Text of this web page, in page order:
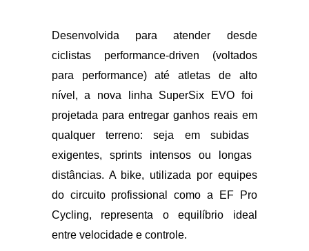
ciclistas performance- driven (voltados
para performance) até atletas de alto
nível, a nova linha SuperSix EVO foi
projetada para entregar ganhos reais em
qualquer
terreno: seja em subidas
exigentes, sprints intensos ou longas
distâncias. A bike, utilizada por equipes
do circuito profissional como
a EF Pro
Cycling, representa oequilíbrio ideal